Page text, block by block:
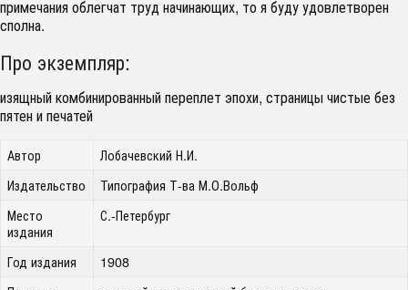
примечания облегчат труд начинающих, то я буду удовлетворен
сполна.
Про экземпляр:
изящный комбинированный переплет эпохи, страницы чистые без
пятен и печатей
Автор
Лобачевский Н.И.
Издательство
Типография Т-ва М.О.Вольф
Место
издания
С.-Петербург
Год издания
1908